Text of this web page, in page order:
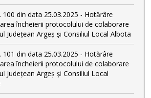
100 din data 25.03.2025 - Hotărâre
încheierii protocolului de colaborare
Județean Argeș și Consiliul Local Albota
101 din data 25.03.2025 - Hotărâre
încheierii protocolului de colaborare
Județean Argeș și Consiliul Local